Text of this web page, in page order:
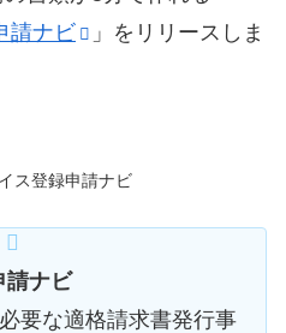
請ナビ
」をリリースしま
ス登録申請ナビ
請ナビ
要な適格請求書発行事